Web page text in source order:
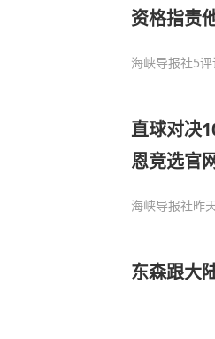
资格指责
海峡导报社5
直球对决
恩竞选官
海峡导报社昨
东森跟大